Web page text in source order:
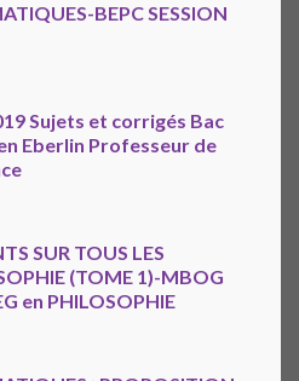
BEPC SESSION
Sujets et corrigés Bac
Eberlin Professeur de
SUR TOUS LES
(TOME 1)-MBOG
en PHILOSOPHIE